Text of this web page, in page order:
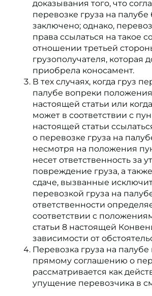
доказывания того, что
перевозке груза на
заключено; однако,
права ссылаться на такое
отношении третьей
грузополучателя, которая
приобрела коносамент.
В тех случаях, когда груз
палубе вопреки
настоящей статьи или
может в соответствии с
настоящей статьи
о перевозке груза на
несмотря на положения
несет ответственность за
повреждение груза, а
сдаче, вызванные
перевозкой груза на
ответственности
соответствии с
статьи 8 настоящей
зависимости от
Перевозка груза на
прямому соглашению о
рассматривается как
упущение перевозчика в